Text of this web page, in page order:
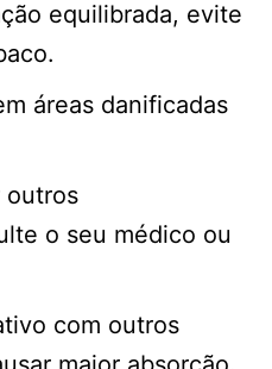
equilibrada, evite
áreas danificadas
outros
o seu médico ou
com outros